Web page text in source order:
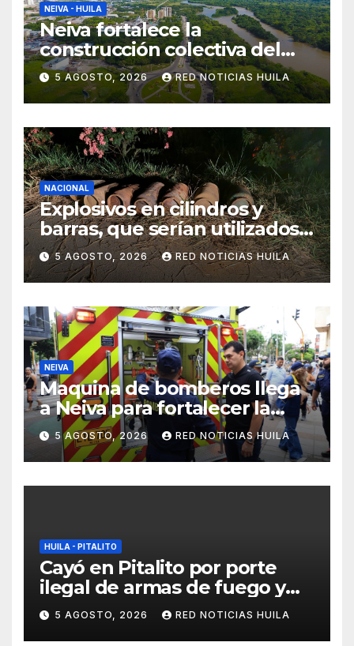
NEIVA - HUILA
Neiva fortalece la
construcción colectiva del
POT
5 AGOSTO, 2026 RED NOTICIAS HUILA
NACIONAL
Explosivos en cilindros y
barras, que serían utilizados
en Cali, fueron incautados
por la Policía
5 AGOSTO, 2026 RED NOTICIAS HUILA
NEIVA
Maquina de bomberos llega
a Neiva para fortalecer la
asistencia en las
emergencias ocasionadas
por el fenómeno del niño
5 AGOSTO, 2026 RED NOTICIAS HUILA
HUILA - PITALITO
Cayó en Pitalito por porte
ilegal de armas de fuego y
tráfico de estupefacientes
5 AGOSTO, 2026 RED NOTICIAS HUILA